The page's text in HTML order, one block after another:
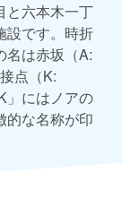
と六本木一丁
設です。時折
名は赤坂（A:
点（K:
」にはノアの
的な名称が印